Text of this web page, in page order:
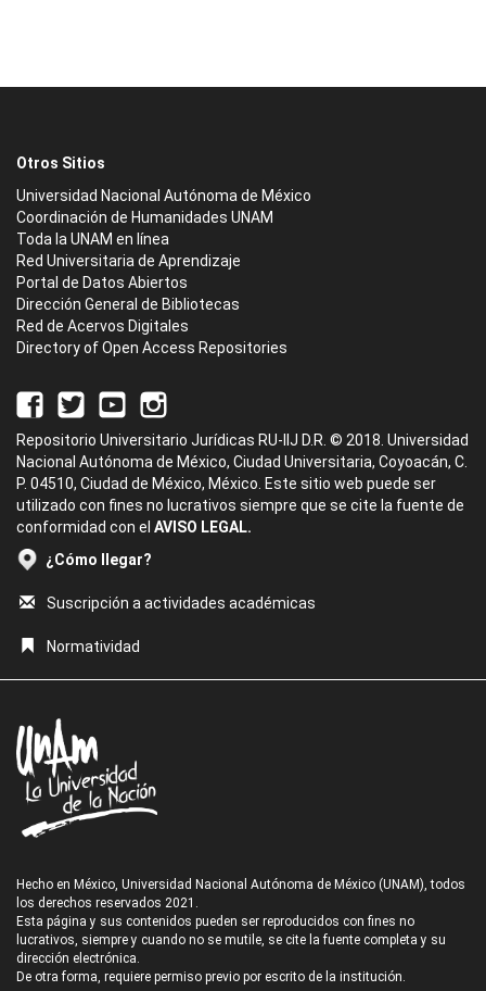
Otros Sitios
Universidad Nacional Autónoma de México
Coordinación de Humanidades UNAM
Toda la UNAM en línea
Red Universitaria de Aprendizaje
Portal de Datos Abiertos
Dirección General de Bibliotecas
Red de Acervos Digitales
Directory of Open Access Repositories
Repositorio Universitario Jurídicas RU-IIJ D.R. © 2018. Universidad
Nacional Autónoma de México, Ciudad Universitaria, Coyoacán, C.
P. 04510, Ciudad de México, México. Este sitio web puede ser
utilizado con fines no lucrativos siempre que se cite la fuente de
conformidad con el AVISO LEGAL.
¿Cómo llegar?
Suscripción a actividades académicas
Normatividad
Hecho en México, Universidad Nacional Autónoma de México (UNAM), todos
los derechos reservados 2021.
Esta página y sus contenidos pueden ser reproducidos con fines no
lucrativos, siempre y cuando no se mutile, se cite la fuente completa y su
dirección electrónica.
De otra forma, requiere permiso previo por escrito de la institución.